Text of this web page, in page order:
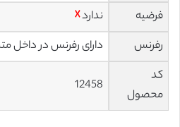
فرضیه ندارد☓
رفرنس
دارای رفرنس در داخل
کد
محصول
12458